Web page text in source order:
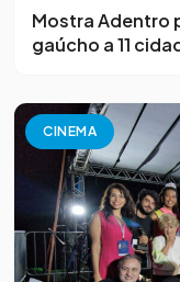
Mostra Adentro
gaúcho a 11
CINEMA